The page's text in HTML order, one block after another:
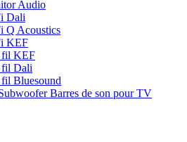
Audio
Dali
Q Acoustics
KEF
fil KEF
fil Dali
fil Bluesound
Barres de son pour TV